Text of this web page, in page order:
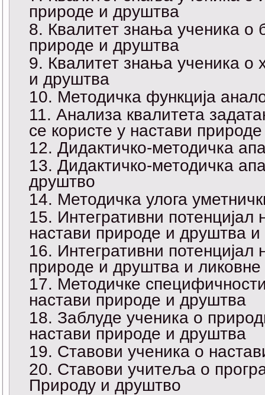
природе и друштва
Квалитет знања ученика о
природе и друштва
Квалитет знања ученика о
и друштва
Методичка функција
Анализа квалитета
се користе у настави
Дидактичко-методичка
Дидактичко-методичка
друштво
Mетодичка улога
Интегративни
настави природе и друштва и
Интегративни
природе и друштва и ликовне
Методичке
настави природе и друштва
Заблуде ученика о
настави природе и друштва
Ставови ученика о
Ставови учитеља о
Природу и друштво